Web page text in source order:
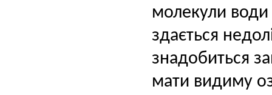
молекули води
здається
знадобиться
мати видиму